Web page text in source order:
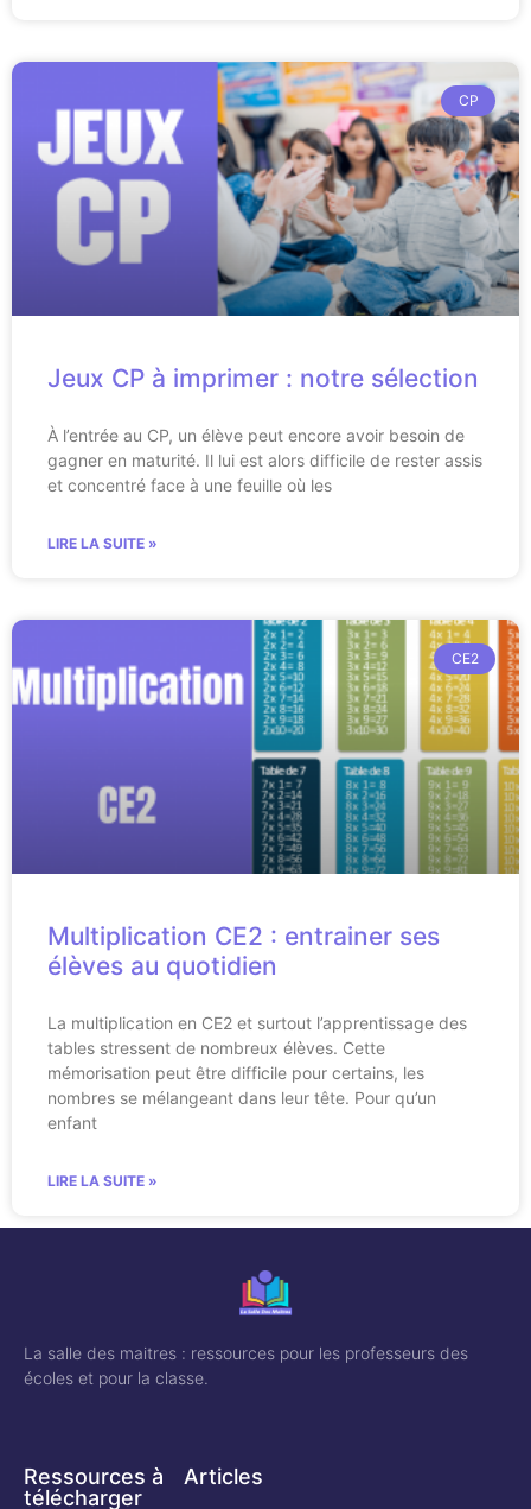
CP
Jeux CP à imprimer : notre sélection
À l’entrée au CP, un élève peut encore avoir besoin de
gagner en maturité. Il lui est alors difficile de rester assis
et concentré face à une feuille où les
LIRE LA SUITE »
CE2
Multiplication CE2 : entrainer ses
élèves au quotidien
La multiplication en CE2 et surtout l’apprentissage des
tables stressent de nombreux élèves. Cette
mémorisation peut être difficile pour certains, les
nombres se mélangeant dans leur tête. Pour qu’un
enfant
LIRE LA SUITE »
La salle des maitres : ressources pour les professeurs des
écoles et pour la classe.
Ressources à
télécharger
Articles